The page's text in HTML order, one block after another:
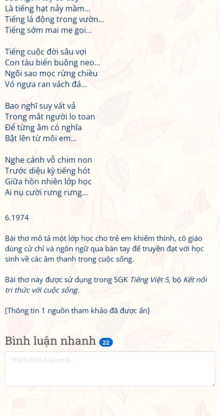
Bình luận nhanh 22
Là tiếng hạt nảy mầm...
Tiếng lá động trong vườn...
Tiếng sớm mai mẹ gọi...
Tiếng cuộc đời sâu vợi
Con tàu biển buông neo...
Ngôi sao mọc rừng chiều
Vó ngựa ran vách đá...
Bao nghĩ suy vất vả
Trong mắt người lo toan
Để từng âm có nghĩa
Bật lên từ môi em...
Nghe cánh vỗ chim non
Trước diệu kỳ tiếng hót
Giữa hồn nhiên lớp học
Ai nụ cười rưng rưng...
6.1974
Bài thơ mô tả một lớp học cho trẻ em khiếm thính, cô giáo
dùng cử chỉ và ngôn ngữ qua bàn tay để truyền đạt với học
sinh về các âm thanh trong cuộc sống.
Bài thơ này được sử dụng trong SGK Tiếng Việt 5, bộ Kết nối
tri thức với cuộc sống.
[Thông tin 1 nguồn tham khảo đã được ẩn]